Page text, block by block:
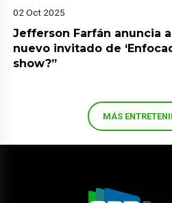
02 Oct 2025
Jefferson Farfán anuncia
nuevo invitado de
show?”
MÁS